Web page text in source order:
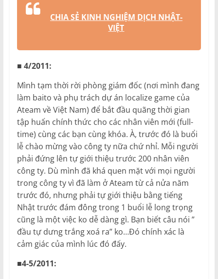
CHIA SẺ KINH NGHIỆM DỊCH NHẬT-
VIỆT
■ 4/2011:
Mình tạm thời rời phòng giám đốc (nơi mình đang
làm baito và phụ trách dự án localize game của
Ateam về Việt Nam) để bắt đầu quãng thời gian
tập huấn chính thức cho các nhân viên mới (full-
time) cùng các bạn cùng khóa. À, trước đó là buổi
lễ chào mừng vào công ty nữa chứ nhỉ. Mỗi người
phải đứng lên tự giới thiệu trước 200 nhân viên
công ty. Dù mình đã khá quen mặt với mọi người
trong công ty vì đã làm ở Ateam từ cả nửa năm
trước đó, nhưng phải tự giới thiệu bằng tiếng
Nhật trước đám đông trong 1 buổi lễ long trọng
cũng là một việc ko dễ dàng gì. Bạn biết câu nói ”
đầu tự dưng trắng xoá ra” ko…Đó chính xác là
cảm giác của mình lúc đó đấy.
■4-5/2011: